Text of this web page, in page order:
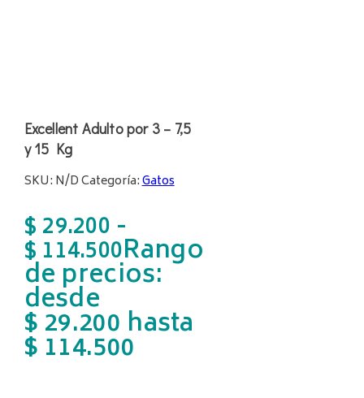
Excellent Adulto por 3 – 7,5
y 15 Kg
SKU: N/DCategoría:Gatos
$29.200 -
$114.500Rango
de precios:
desde
$ 29.200 hasta
$ 114.500